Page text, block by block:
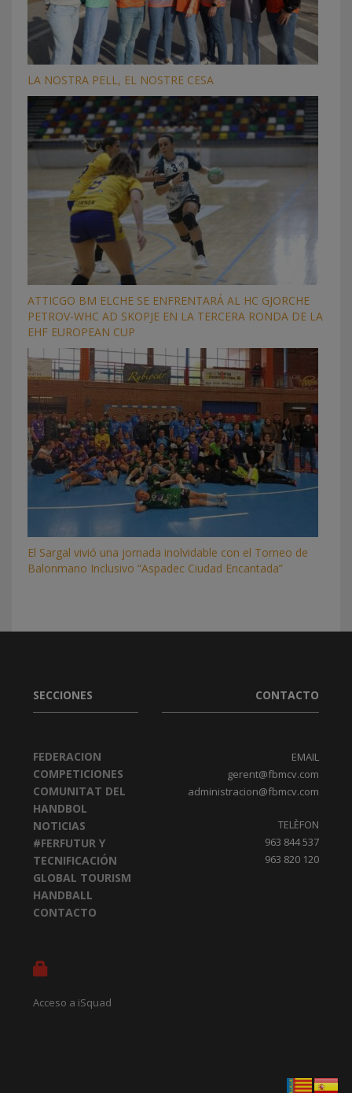
LA NOSTRA PELL, EL NOSTRE CESA
ATTICGO BM ELCHE SE ENFRENTARÁ AL HC GJORCHE
PETROV-WHC AD SKOPJE EN LA TERCERA RONDA DE LA
EHF EUROPEAN CUP
El Sargal vivió una jornada inolvidable con el Torneo de
Balonmano Inclusivo “Aspadec Ciudad Encantada”
SECCIONES
FEDERACION
COMPETICIONES
COMUNITAT DEL
HANDBOL
NOTICIAS
#FERFUTUR Y
TECNIFICACIÓN
GLOBAL TOURISM
HANDBALL
CONTACTO
Acceso a iSquad
CONTACTO
EMAIL
gerent@fbmcv.com
administracion@fbmcv.com
TELÈFON
963 844 537
963 820 120